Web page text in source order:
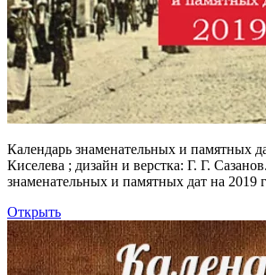
Календарь знаменательных и памятных
Киселева ; дизайн и верстка: Г. Г.
знаменательных и памятных дат на 2019
Открыть